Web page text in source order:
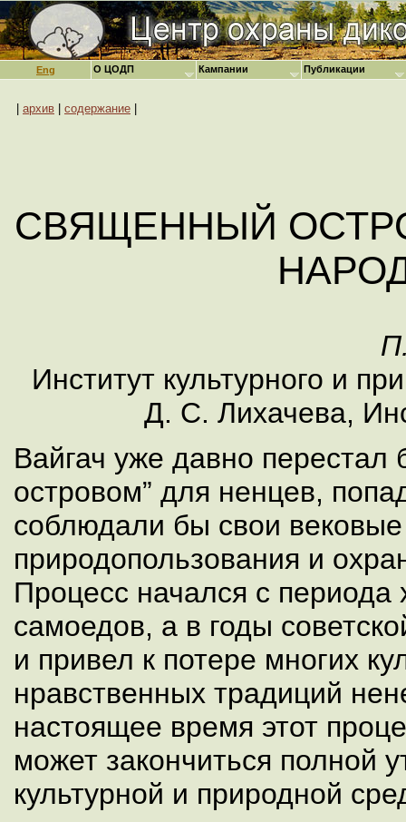
Eng
архив содержание
СВЯЩЕННЫЙ
Институт культурного и
Д. С. Лихачева,
Вайгач уже давно
островом” для ненцев,
соблюдали бы свои
природопользования и
Процесс начался с периода
самоедов, а в годы
и привел к потере многих
нравственных традиций
настоящее время этот
может закончиться полной
культурной и природной
О ЦОДП Кампании Публикации